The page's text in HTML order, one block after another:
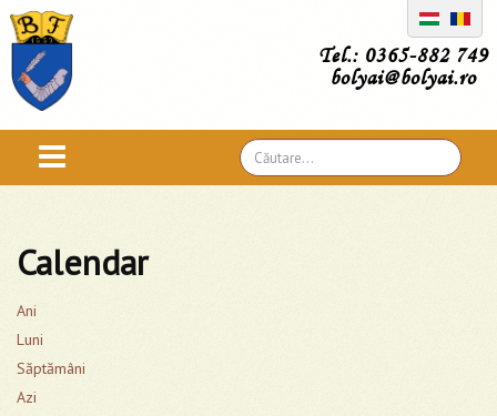
Tel.: 0365-882 749
bolyai@bolyai.ro
Căutare
...
Calendar
Ani
Luni
Săptămâni
Azi